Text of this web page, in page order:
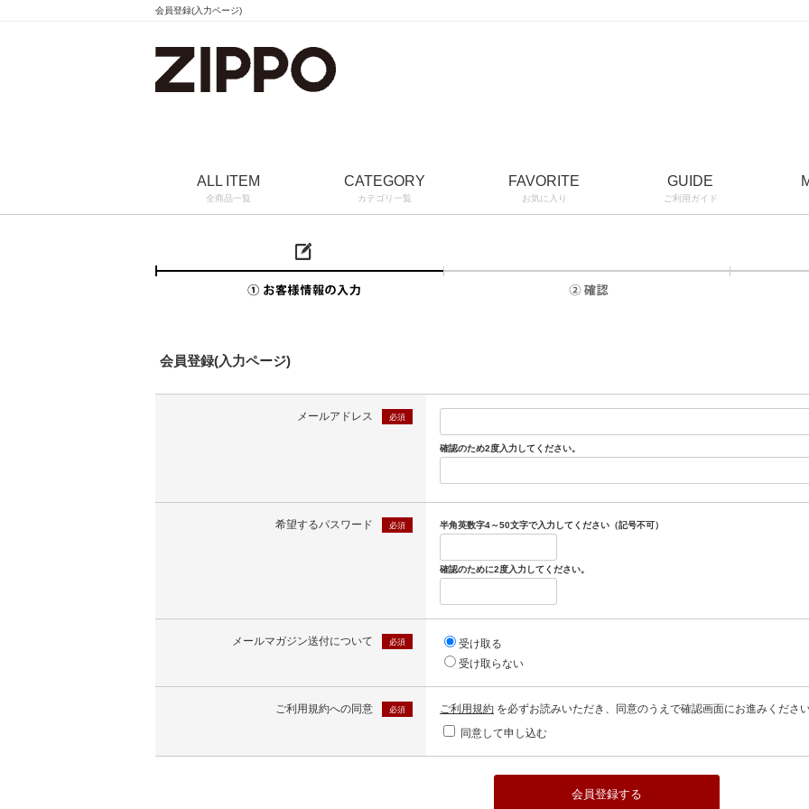
会員登録(入力ページ)
ALL ITEM
全商品一覧
CATEGORY
カテゴリ一覧
FAVORITE
お気に入り
GUIDE
ご利用ガイド
会員登録(入力ページ)
メールアドレス 必須
確認のため2度入力してください。
希望するパスワード 必須 半角英数字4～50文字で入力してください（記号不可）
確認のために2度入力してください。
メールマガジン送付について 必須
受け取る
受け取らない
ご利用規約への同意 必須 ご利用規約 を必ずお読みいただき、同意のうえで確認画面にお進みくださ
同意して申し込む